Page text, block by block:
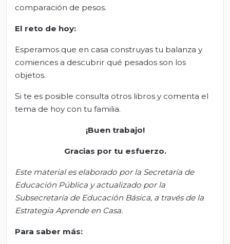
comparación de pesos.
El reto de hoy:
Esperamos que en casa construyas tu balanza y
comiences a descubrir qué pesados son los
objetos.
Si te es posible consulta otros libros y comenta el
tema de hoy con tu familia.
¡Buen trabajo!
Gracias por tu esfuerzo.
Este material es elaborado por la Secretaría de
Educación Pública y actualizado por la
Subsecretaría de Educación Básica, a través de la
Estrategia Aprende en Casa.
Para saber más: